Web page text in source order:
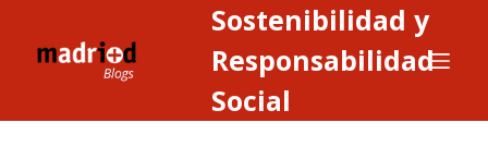
Sostenibilidad y
Responsabilidad
Social